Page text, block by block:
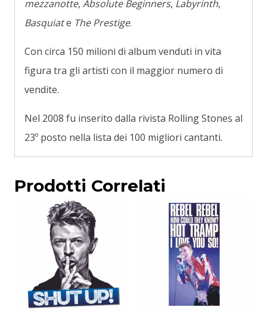
mezzanotte, Absolute Beginners, Labyrinth,
Basquiate The Prestige.
Con circa 150 milioni di album venduti in vita
figura tra gli artisti con il maggior numero di
vendite.
Nel 2008 fu inserito dalla rivista Rolling Stones al
23º posto nella lista dei 100 migliori cantanti.
Prodotti Correlati